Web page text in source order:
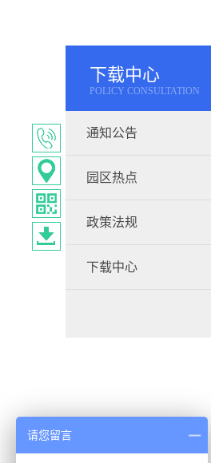
下载中心
POLICY CONSULTATION
通知公告
园区热点
政策法规
下载中心
请您留言